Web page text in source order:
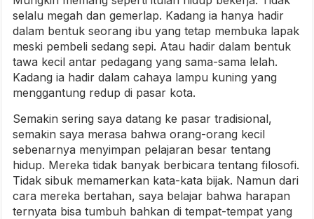
selalu megah dan gemerlap. Kadang ia hanya hadir
dalam bentuk seorang ibu yang tetap membuka lapak
meski pembeli sedang sepi. Atau hadir dalam bentuk
tawa kecil antar pedagang yang sama-sama lelah.
Kadang ia hadir dalam cahaya lampu kuning yang
menggantung redup di pasar kota.
Semakin sering saya datang ke pasar tradisional,
semakin saya merasa bahwa orang-orang kecil
sebenarnya menyimpan pelajaran besar tentang
hidup. Mereka tidak banyak berbicara tentang filosofi.
Tidak sibuk memamerkan kata-kata bijak. Namun dari
cara mereka bertahan, saya belajar bahwa harapan
ternyata bisa tumbuh bahkan di tempat-tempat yang